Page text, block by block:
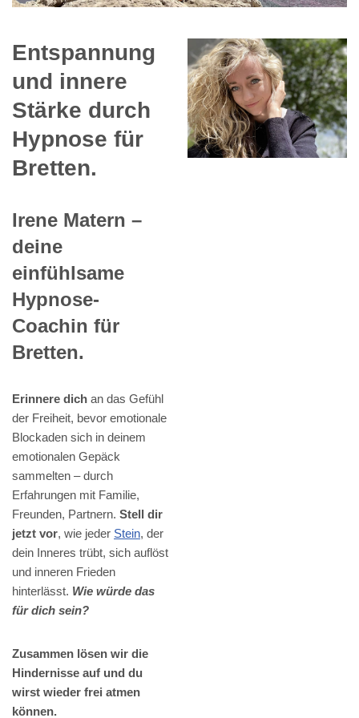
Entspannung
und innere
Stärke durch
Hypnose für
Bretten.
Irene Matern –
deine
einfühlsame
Hypnose-
Coachin für
Bretten.
Erinnere dich an das Gefühl
der Freiheit, bevor emotionale
Blockaden sich in deinem
emotionalen Gepäck
sammelten – durch
Erfahrungen mit Familie,
Freunden, Partnern. Stell dir
jetzt vor, wie jeder Stein, der
dein Inneres trübt, sich auflöst
und inneren Frieden
hinterlässt. Wie würde das
für dich sein?
Zusammen lösen wir die
Hindernisse auf und du
wirst wieder frei atmen
können.